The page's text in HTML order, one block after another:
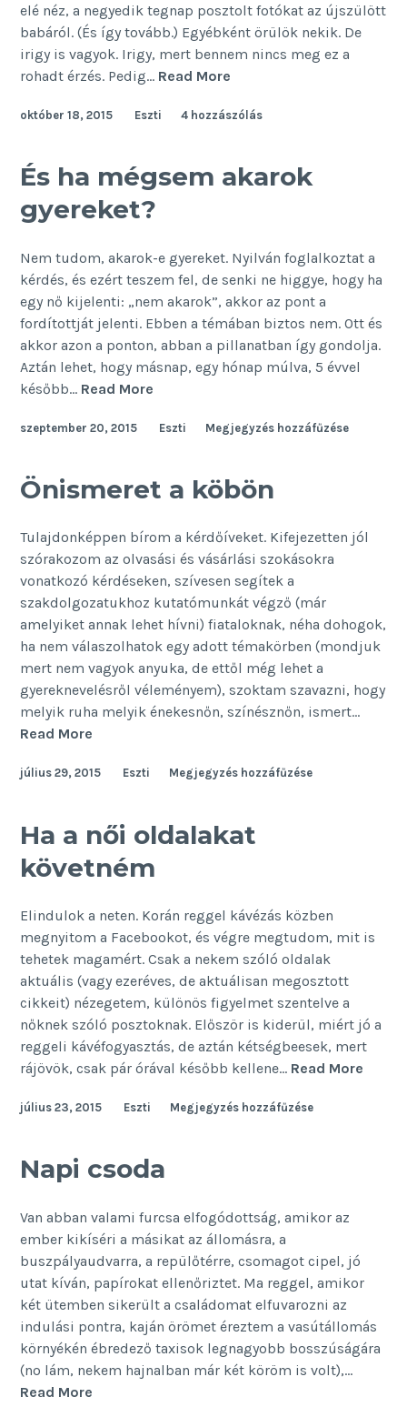
elé néz, a negyedik tegnap posztolt fotókat az újszülött
babáról. (És így tovább.) Egyébként örülök nekik. De
irigy is vagyok. Irigy, mert bennem nincs meg ez a
rohadt érzés. Pedig… Read More
mert
október 18, 2015 Eszti 4 hozzászólás
És ha mégsem akarok
gyereket?
Nem tudom, akarok-e gyereket. Nyilván foglalkoztat a
kérdés, és ezért teszem fel, de senki ne higgye, hogy ha
egy nő kijelenti: „nem akarok”, akkor az pont a
fordítottját jelenti. Ebben a témában biztos nem. Ott és
akkor azon a ponton, abban a pillanatban így gondolja.
Aztán lehet, hogy másnap, egy hónap múlva, 5 évvel
később… Read More
mégsem
szeptember 20, 2015 Eszti Megjegyzés hozzáfűzése
Önismeret a köbön
Tulajdonképpen bírom a kérdőíveket. Kifejezetten jól
szórakozom az olvasási és vásárlási szokásokra
vonatkozó kérdéseken, szívesen segítek a
szakdolgozatukhoz kutatómunkát végző (már
amelyiket annak lehet hívni) fiataloknak, néha dohogok,
ha nem válaszolhatok egy adott témakörben (mondjuk
mert nem vagyok anyuka, de ettől még lehet a
gyereknevelésről véleményem), szoktam szavazni, hogy
melyik ruha melyik énekesnőn, színésznőn, ismert…
Read More
köbön
július 29, 2015 Eszti Megjegyzés hozzáfűzése
Ha a női oldalakat
követném
Elindulok a neten. Korán reggel kávézás közben
megnyitom a Facebookot, és végre megtudom, mit is
tehetek magamért. Csak a nekem szóló oldalak
aktuális (vagy ezeréves, de aktuálisan megosztott
cikkeit) nézegetem, különös figyelmet szentelve a
nőknek szóló posztoknak. Először is kiderül, miért jó a
reggeli kávéfogyasztás, de aztán kétségbeesek, mert
rájövök, csak pár órával később kellene… Read More
július 23, 2015 Eszti Megjegyzés hozzáfűzése
Napi csoda
Van abban valami furcsa elfogódottság, amikor az
ember kikíséri a másikat az állomásra, a
buszpályaudvarra, a repülőtérre, csomagot cipel, jó
utat kíván, papírokat ellenőriztet. Ma reggel, amikor
két ütemben sikerült a családomat elfuvarozni az
indulási pontra, kaján örömet éreztem a vasútállomás
környékén ébredező taxisok legnagyobb bosszúságára
(no lám, nekem hajnalban már két köröm is volt),…
Read More